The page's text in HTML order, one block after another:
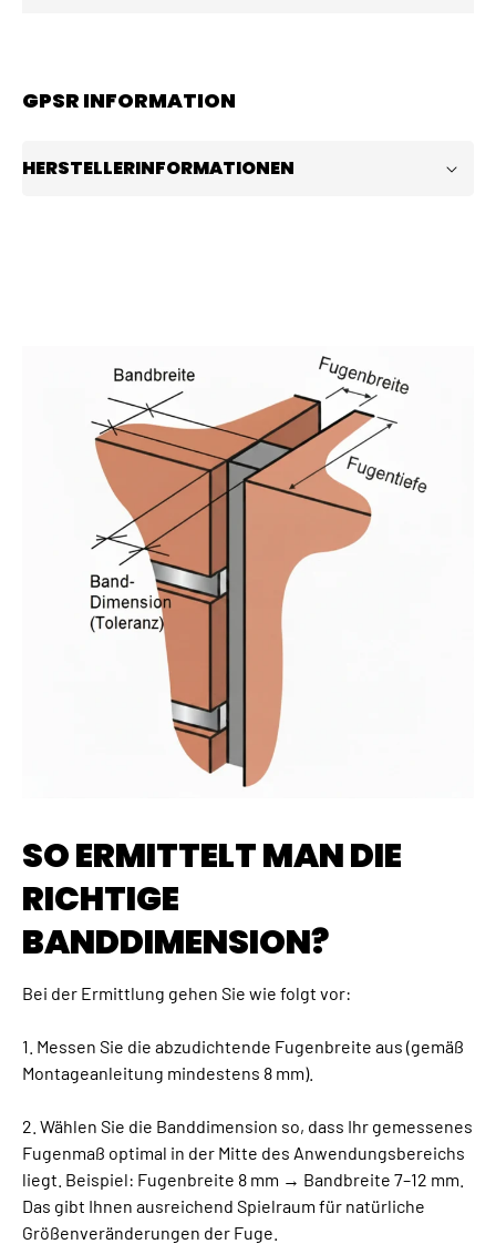
GPSR INFORMATION
HERSTELLERINFORMATIONEN
SO ERMITTELT MAN DIE
RICHTIGE
BANDDIMENSION?
Bei der Ermittlung gehen Sie wie folgt vor:
1. Messen Sie die abzudichtende Fugenbreite aus (gemäß
Montageanleitung mindestens 8 mm).
2. Wählen Sie die Banddimension so, dass Ihr gemessenes
Fugenmaß optimal in der Mitte des Anwendungsbereichs
liegt. Beispiel: Fugenbreite 8 mm → Bandbreite 7–12 mm.
Das gibt Ihnen ausreichend Spielraum für natürliche
Größenveränderungen der Fuge.